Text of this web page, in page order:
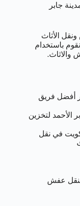
جابر
الأثاث
باستخدام
والاثاث.
أفضل فريق
الأحمد لتخزين
في نقل
عفش